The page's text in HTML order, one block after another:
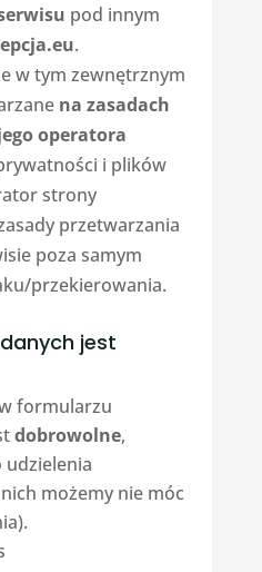
pod innym
.
w tym zewnętrznym
na zasadach
operatora
i plików
strony
przetwarzania
poza samym
przekierowania.
jest
formularzu
dobrowolne,
udzielenia
możemy nie móc